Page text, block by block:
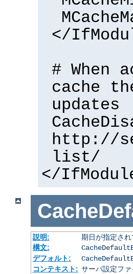
</
# When
cache
updates
http://
list/
</
説明:
期日が指定さ
構文:
デフォルト:
コンテキスト: サーバ設定フ